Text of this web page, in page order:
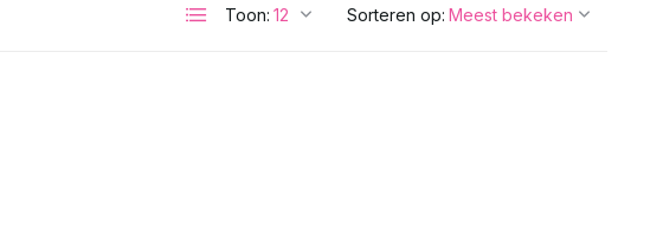
Toon: Sorteren op: